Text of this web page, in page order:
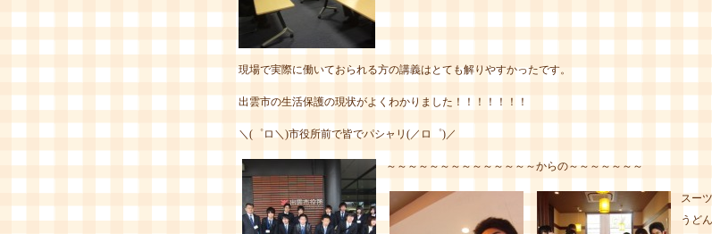
現場で実際に働いておられる方の講義はとても解りやすかったです。
出雲市の生活保護の現状がよくわかりました！！！！！！！
＼(゜ロ＼)市役所前で皆でパシャリ(／ロ゜)／
～～～～～～～～～～～～～～からの～～～～～～～
スー
うど